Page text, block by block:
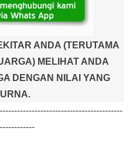
ANDA (TERUTAMA
MELIHAT ANDA
DENGAN NILAI YANG